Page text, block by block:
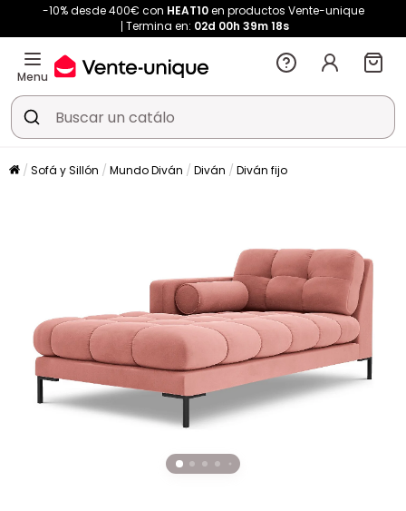
-10% desde 400€ con HEAT10en productos Vente-unique
Termina en: 02d 00h 39m 18s
Menu
Sofá y Sillón Mundo Diván Diván Diván fijo